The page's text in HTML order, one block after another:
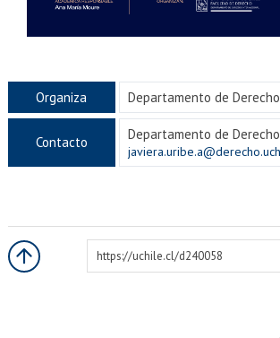
Organiza Departamento de
Contacto Departamento de
https://uchile.cl/d240058